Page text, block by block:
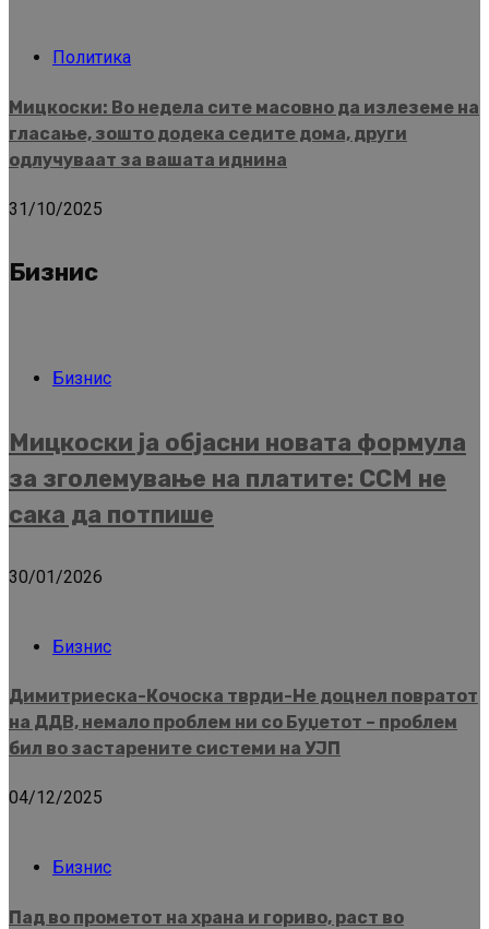
Политика
Мицкоски: Во недела сите масовно да излеземе на
гласање, зошто додека седите дома, други
одлучуваат за вашата иднина
31/10/2025
Бизнис
Бизнис
Мицкоски ја објасни новата формула
за зголемување на платите: ССМ не
сака да потпише
30/01/2026
Бизнис
Димитриеска-Кочоска тврди-Не доцнел повратот
на ДДВ, немало проблем ни со Буџетот – проблем
бил во застарените системи на УЈП
04/12/2025
Бизнис
Пад во прометот на храна и гориво, раст во